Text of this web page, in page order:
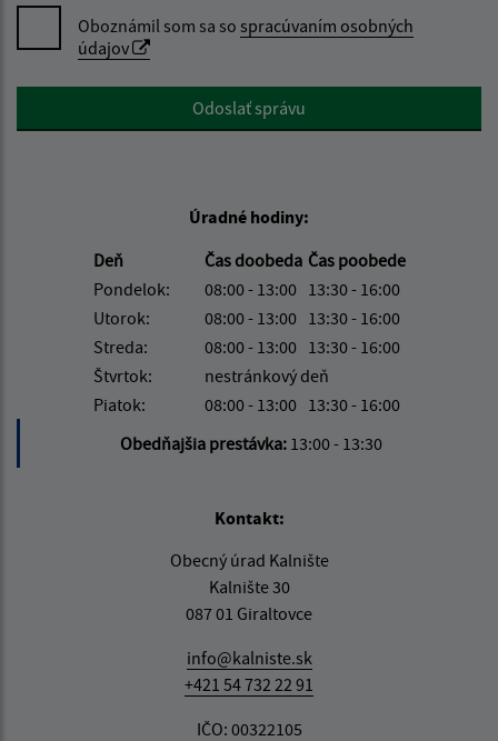
Oboznámil som sa so spracúvaním osobných
údajov
Google reCaptcha ResponseOdoslať správu
Úradné hodiny:
Deň
Čas doobeda Čas poobede
Pondelok:
08:00 - 13:00 13:30 - 16:00
Utorok:
08:00 - 13:00 13:30 - 16:00
Streda:
08:00 - 13:00 13:30 - 16:00
Štvrtok:
nestránkový deň
Piatok:
08:00 - 13:00 13:30 - 16:00
Obedňajšia prestávka: 13:00 - 13:30
Kontakt:
Obecný úrad Kalnište
Kalnište 30
087 01 Giraltovce
info@kalniste.sk
+421 54 732 22 91
IČO: 00322105